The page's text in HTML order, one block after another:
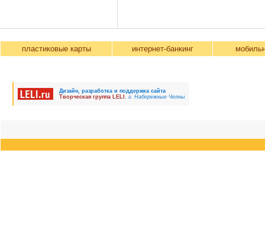
пластиковые карты интернет-банкинг
Дизайн, разработка и поддержка сайта
Творческая группа LELI , г. Набережные Челны